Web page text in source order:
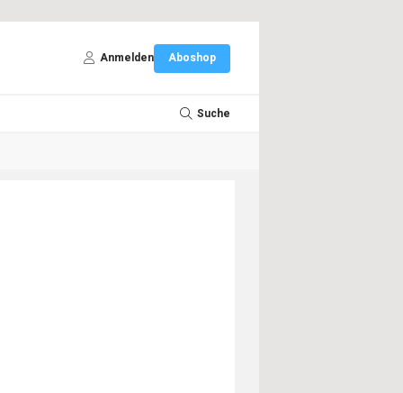
Anmelden Aboshop
Suche